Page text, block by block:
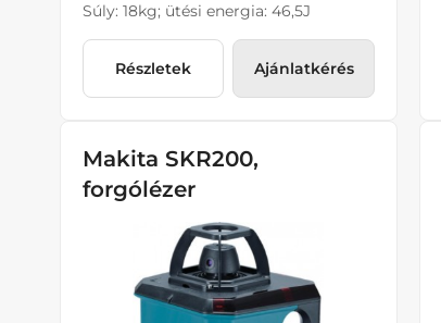
Súly: 18kg; ütési energia: 46,5J
Részletek Ajánlatkérés
Makita SKR200,
forgólézer